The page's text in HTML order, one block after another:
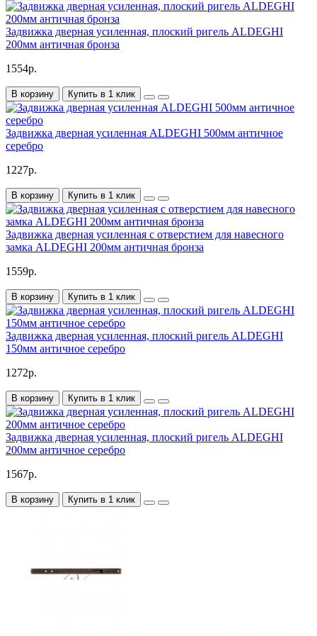
Задвижка дверная усиленная, плоский ригель ALDEGHI
200мм античная бронза
1554р.
В корзину Купить в 1 клик
Задвижка дверная усиленная ALDEGHI 500мм античное
серебро
1227р.
В корзину Купить в 1 клик
Задвижка дверная усиленная с отверстием для навесного
замка ALDEGHI 200мм античная бронза
1559р.
В корзину Купить в 1 клик
Задвижка дверная усиленная, плоский ригель ALDEGHI
150мм античное серебро
1272р.
В корзину Купить в 1 клик
Задвижка дверная усиленная, плоский ригель ALDEGHI
200мм античное серебро
1567р.
В корзину Купить в 1 клик